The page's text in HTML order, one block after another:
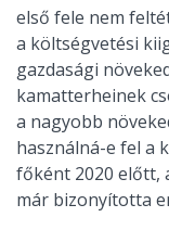
első fele nem
a költségvetési
gazdasági
kamatterheinek
a nagyobb
használná-e fel a
főként 2020 előtt,
már bizonyította